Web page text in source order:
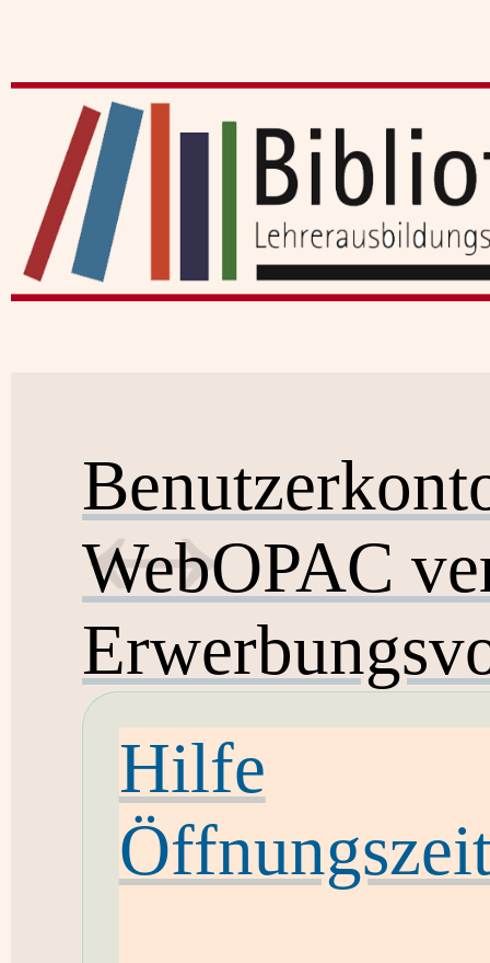
WebOPAC
Hilfe